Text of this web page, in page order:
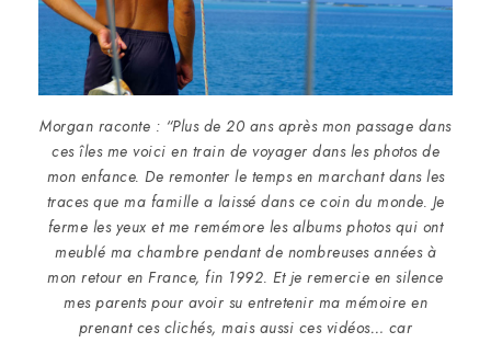
Morgan raconte : “Plus de 20 ans après mon passage dans
ces îles me voici en train de voyager dans les photos de
mon enfance. De remonter le temps en marchant dans les
traces que ma famille a laissé dans ce coin du monde. Je
ferme les yeux et me remémore les albums photos qui ont
meublé ma chambre pendant de nombreuses années à
mon retour en France, fin 1992. Et je remercie en silence
mes parents pour avoir su entretenir ma mémoire en
prenant ces clichés, mais aussi ces vidéos… car